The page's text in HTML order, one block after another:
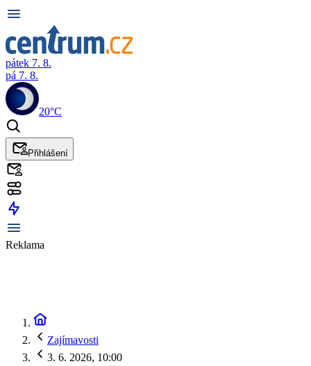
pátek 7. 8.
pá 7. 8.
20°C
Přihlášení
Reklama
Zajímavosti
3. 6. 2026, 10:00